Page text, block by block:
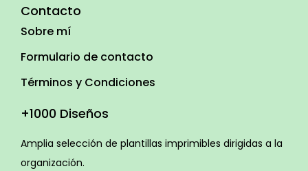
Contacto
Sobre mí
Formulario de contacto
Términos y Condiciones
+1000 Diseños
Amplia selección de plantillas imprimibles dirigidas a la
organización.